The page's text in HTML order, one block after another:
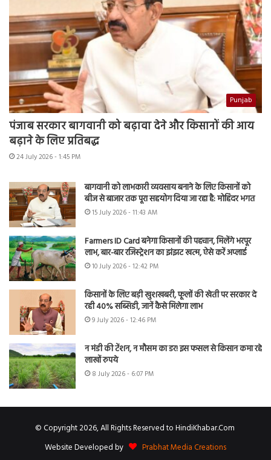
Punjab
पंजाब सरकार बागवानी को बढ़ावा देने और किसानों की आय
बढ़ाने के लिए प्रतिबद्ध
24 July 2026 - 1:45 PM
बागवानी को लाभकारी व्यवसाय बनाने के लिए किसानों को
बीज से बाजार तक पूरा सहयोग दिया जा रहा है: मोहिंदर भगत
15 July 2026 - 11:43 AM
Farmers ID Card बनेगा किसानों की पहचान, मिलेंगे भरपूर
लाभ, बार-बार रजिस्ट्रेशन का झंझट खत्म, ऐसे करें अप्लाई
10 July 2026 - 12:42 PM
किसानों के लिए बड़ी खुशखबरी, फूलों की खेती पर सरकार दे
रही 40% सब्सिडी, जानें कैसे मिलेगा लाभ
9 July 2026 - 12:46 PM
न मंडी की टेंशन, न मौसम का डर! इस फसल से किसान कमा रहे
लाखों रुपये
8 July 2026 - 6:07 PM
© Copyright 2026, All Rights Reserved to HindiKhabar.Com
Website Developed by
Prabhat Media Creations